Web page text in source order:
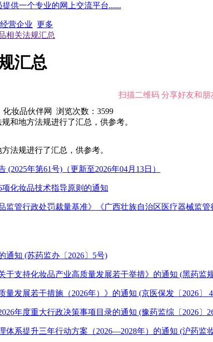
供一个专业的网上交流平台......
营企业 更多
相关法规汇总
汇总
扫描二维码 分享好友和朋
化妆品伙伴网 浏览次数： 3599
和地方法规进行了汇总，供参考。
法规进行了汇总，供参考。
年第61号)（更新至2026年04月13日）
化妆品技术指导原则的通知
管行政处罚裁量基准》《广西壮族自治区医疗器械监
通知 (苏药监办〔2026〕5号)
支持化妆品产业高质量发展若干举措》的通知 (黑药监
发展若干措施（2026年）》的通知 (京医保发〔2026〕
年度重大行政决策事项目录的通知 (豫药监综〔2026〕
系提升三年行动方案（2026—2028年）的通知 (沪药监